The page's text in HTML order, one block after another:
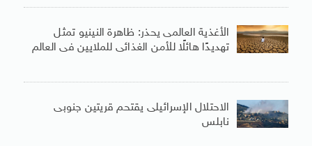
الأغذية العالمى يحذر: ظاهرة النينيو تمثل
تهديدًا هائلًا للأمن الغذائى للملايين فى العالم
الاحتلال الإسرائيلى يقتحم قريتين جنوبى
نابلس